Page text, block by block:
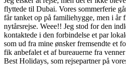
flyttede til Dubai. Vores sommerferie
får tanket op på familiehygge, men i
nytårsrejse. Weee!! Jeg stod for den
kontaktede i den forbindelse et par
som ud fra mine ønsker fremsendte et
fik anbefalet et af bureauerne fra
Best Holidays, som rejsepartner på